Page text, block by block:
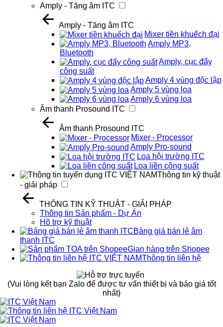
Amply - Tăng âm ITC
Amply - Tăng âm ITC
Mixer tiền khuếch đại
Amply MP3,
Bluetooth
Amply, cục đẩy
công suất
Amply 4 vùng độc lập
Amply 5 vùng loa
Amply 6 vùng loa
Âm thanh Prosound ITC
Âm thanh Prosound ITC
Mixer - Processor
Amply Pro-sound
Loa hội trường ITC
Loa liền công suất
Thông tin kỹ thuật
- giải pháp
THÔNG TIN KỸ THUẬT - GIẢI PHÁP
Thông tin Sản phẩm - Dự Án
Hõ trợ kỹ thuật
Bảng giá bán lẻ âm
thanh ITC
Gian hàng trên Shopee
Thông tin liên hệ
(Vui lòng kết bạn Zalo để được tư vấn thiết bị và báo giá tốt
nhất)